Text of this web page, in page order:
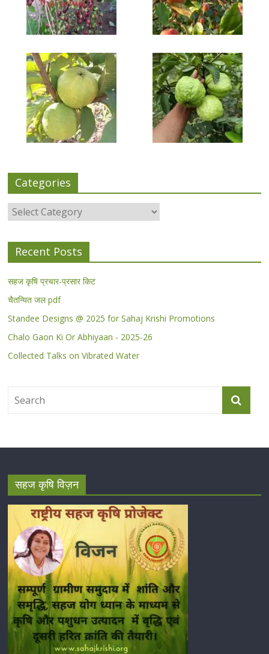
Categories
Categories
Recent Posts
सहज कृषि प्रचार-प्रसार किट
चैतन्यित जल pdf
Standee Designs @ 2025 for Sahaj Krishi Promotions
Chalo Gaon Ki Or Abhiyaan - 2025-26
Collected Talks on Vibrated Water
सहज कृषि विज़न